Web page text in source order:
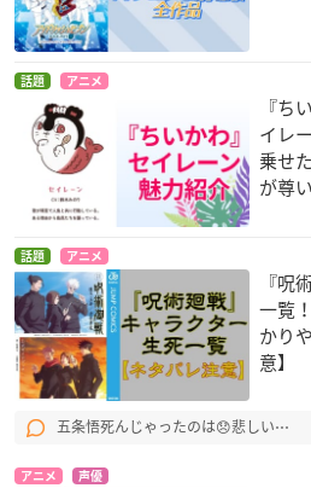
話題 アニメ
『ち
イレ
乗せ
が尊い
話題 アニメ
『呪
一覧
かり
意】
五条悟死んじゃったのは😞悲しい⋯
アニメ 声優